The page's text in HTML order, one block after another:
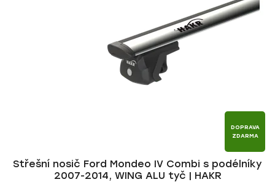
DOPRAVA
ZDARMA
Střešní nosič Ford Mondeo IV Combi s podélníky
2007-2014, WING ALU tyč | HAKR